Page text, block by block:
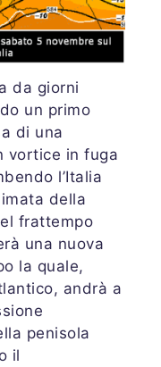
da giorni
un primo
di una
vortice in fuga
l’Italia
della
frattempo
una nuova
la quale,
andrà a
penisola
il